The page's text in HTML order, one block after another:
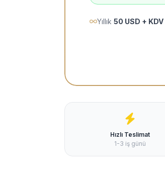
Yıllık 50 USD + KDV
Hızlı Teslimat
1-3 iş günü